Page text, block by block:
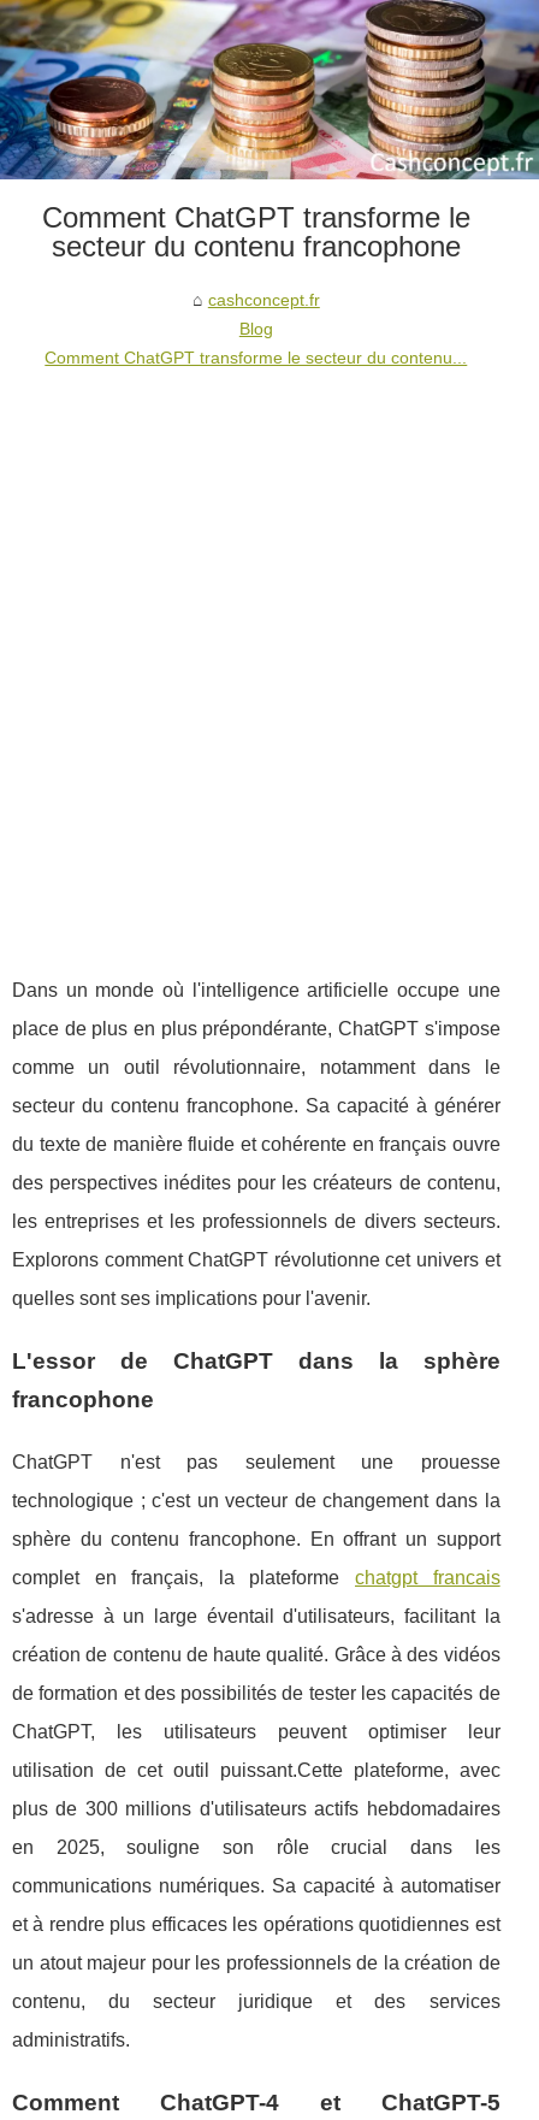
Comment ChatGPT transforme le
secteur du contenu francophone
cashconcept.fr
Blog
Comment ChatGPT transforme le secteur du contenu...
Dans un monde où l'intelligence artificielle occupe une
place de plus en plus prépondérante, ChatGPT s'impose
comme un outil révolutionnaire, notamment dans le
secteur du contenu francophone. Sa capacité à générer
du texte de manière fluide et cohérente en français ouvre
des perspectives inédites pour les créateurs de contenu,
les entreprises et les professionnels de divers secteurs.
Explorons comment ChatGPT révolutionne cet univers et
quelles sont ses implications pour l'avenir.
L'essor de ChatGPT dans la sphère
francophone
ChatGPT n'est pas seulement une prouesse
technologique ; c'est un vecteur de changement dans la
sphère du contenu francophone. En offrant un support
complet en français, la plateforme chatgpt francais
s'adresse à un large éventail d'utilisateurs, facilitant la
création de contenu de haute qualité. Grâce à des vidéos
de formation et des possibilités de tester les capacités de
ChatGPT, les utilisateurs peuvent optimiser leur
utilisation de cet outil puissant.Cette plateforme, avec
plus de 300 millions d'utilisateurs actifs hebdomadaires
en 2025, souligne son rôle crucial dans les
communications numériques. Sa capacité à automatiser
et à rendre plus efficaces les opérations quotidiennes est
un atout majeur pour les professionnels de la création de
contenu, du secteur juridique et des services
administratifs.
Comment ChatGPT-4 et ChatGPT-5